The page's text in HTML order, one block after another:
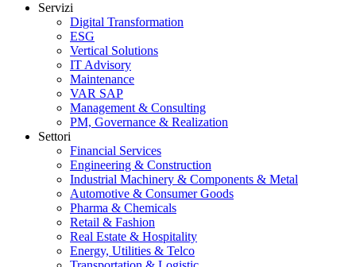
Servizi
Digital Transformation
ESG
Vertical Solutions
IT Advisory
Maintenance
VAR SAP
Management & Consulting
PM, Governance & Realization
Settori
Financial Services
Engineering & Construction
Industrial Machinery & Components & Metal
Automotive & Consumer Goods
Pharma & Chemicals
Retail & Fashion
Real Estate & Hospitality
Energy, Utilities & Telco